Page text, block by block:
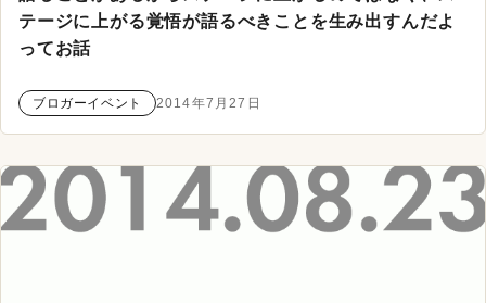
テージに上がる覚悟が語るべきことを生み出すんだよ
ってお話
ブロガーイベント 2014年7月27日